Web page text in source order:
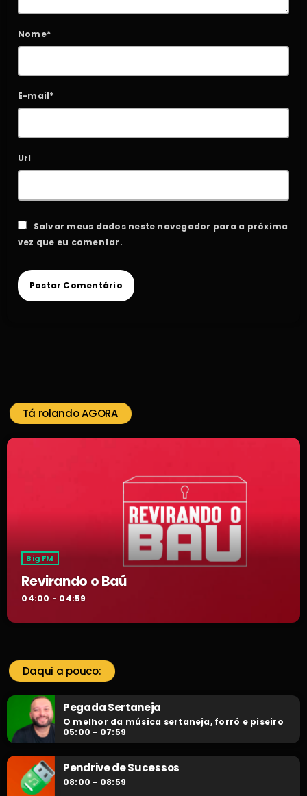
Nome*
E-mail*
Url
Salvar meus dados neste navegador para a próxima
vez que eu comentar.
Tá rolando AGORA
Big FM
Revirando o Baú
04:00 - 04:59
Daqui a pouco:
Pegada Sertaneja
O melhor da música sertaneja, forró e piseiro
05:00 - 07:59
Pendrive de Sucessos
08:00 - 08:59